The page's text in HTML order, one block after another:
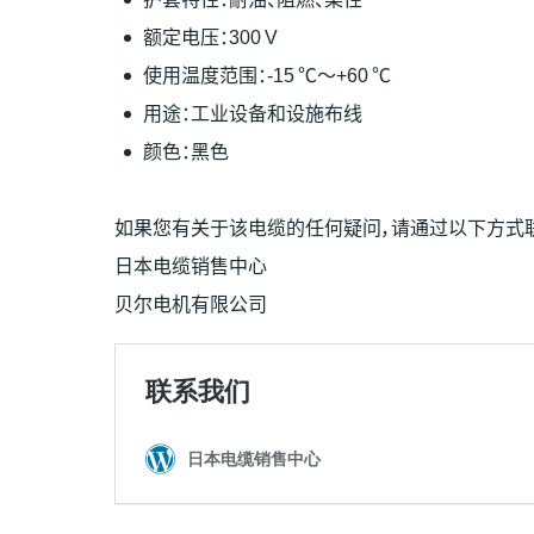
额定电压：300 V
使用温度范围：-15 ℃～+60 ℃
用途：工业设备和设施布线
颜色：黑色
如果您有关于该电缆的任何疑问，请通过以下方式
日本电缆销售中心
贝尔电机有限公司